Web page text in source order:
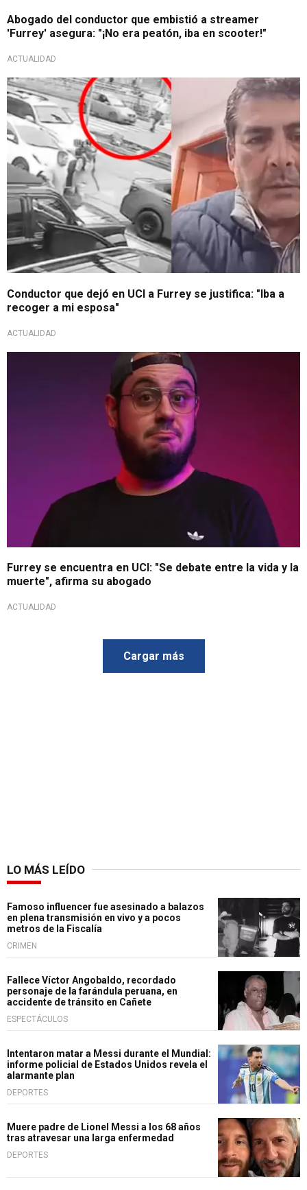
Abogado del conductor que embistió a streamer
'Furrey' asegura: "¡No era peatón, iba en scooter!"
ACTUALIDAD
Vida de streamer en riesgo
Conductor que dejó en UCI a Furrey se justifica: "Iba a
recoger a mi esposa"
ACTUALIDAD
Furrey se encuentra en UCI: "Se debate entre la vida y la
muerte", afirma su abogado
ACTUALIDAD
Cargar más
LO MÁS LEÍDO
Famoso influencer fue asesinado a balazos
en plena transmisión en vivo y a pocos
metros de la Fiscalía
CRIMEN
Fallece Víctor Angobaldo, recordado
personaje de la farándula peruana, en
accidente de tránsito en Cañete
ESPECTÁCULOS
Intentaron matar a Messi durante el Mundial:
informe policial de Estados Unidos revela el
alarmante plan
DEPORTES
Muere padre de Lionel Messi a los 68 años
tras atravesar una larga enfermedad
DEPORTES